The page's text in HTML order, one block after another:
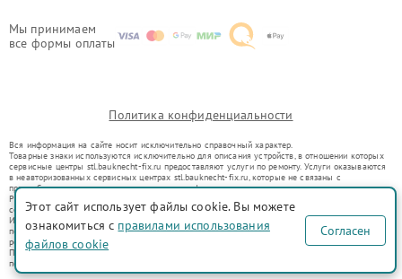
Мы принимаем
все формы оплаты
Политика конфиденциальности
Вся информация на сайте носит исключительно справочный характер.
Товарные знаки используются исключительно для описания устройств, в отношении которых
сервисные центры stl.bauknecht-fix.ru предоставляют услуги по ремонту. Услуги оказываются
в неавторизованных сервисных центрах stl.bauknecht-fix.ru, которые не связаны с
правообладателями товарных знаков или их официальными представителями.
Ремонт осуществляется для устройств, уже введенных в гражданский оборот в соответствии
со статьей 1487 ГК РФ.
Использование товарных знаков не преследует цели индивидуализации услуг или введения
потребителей в заблуждение, а служит для информирования о предоставляемых услугах по
ремонту техники указанных брендов.
Представленная на сайте информация не является публичной офертой, определяемой
положениями Статьи 437(2) Гражданского кодекса РФ
Этот сайт использует файлы cookie. Вы можете
ознакомиться с правилами использования
файлов cookie
Согласен